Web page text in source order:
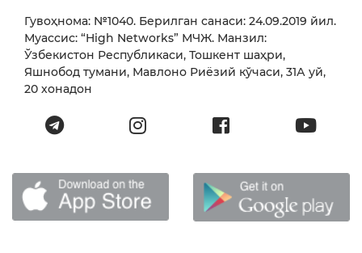
Гувоҳнома: №1040. Берилган санаси: 24.09.2019 йил.
Муассис: “High Networks” МЧЖ. Манзил:
Ўзбекистон Республикаси, Тошкент шаҳри,
Яшнобод тумани, Мавлоно Риёзий кўчаси, 31А уй,
20 хонадон